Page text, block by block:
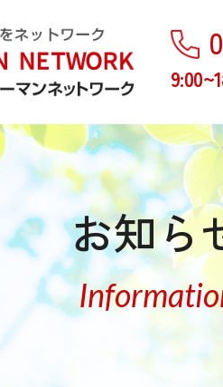
お知ら